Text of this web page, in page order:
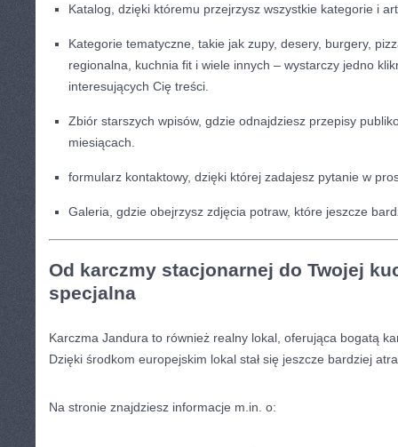
Katalog, dzięki któremu przejrzysz wszystkie kategorie i
Kategorie tematyczne, takie jak zupy, desery, burgery,
regionalna, kuchnia fit i wiele innych – wystarczy jedno
interesujących Cię treści.
Zbiór starszych wpisów, gdzie odnajdziesz przepisy
miesiącach.
formularz kontaktowy, dzięki której zadajesz pytanie w
Galeria, gdzie obejrzysz zdjęcia potraw, które jeszcze
Od karczmy stacjonarnej do Twojej
specjalna
Karczma Jandura to również realny lokal, oferująca bogatą
Dzięki środkom europejskim lokal stał się jeszcze bardziej
Na stronie znajdziesz informacje m.in. o: